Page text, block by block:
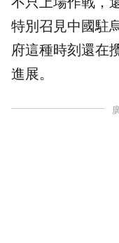
特別召見中國駐
府這種時刻還在
進展。